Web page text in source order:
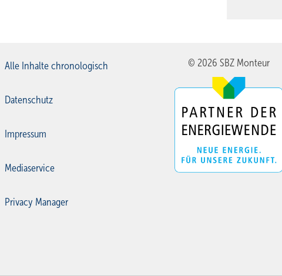
Alle Inhalte chronologisch
Datenschutz
Impressum
Mediaservice
Privacy Manager
© 2026 SBZ Monteur